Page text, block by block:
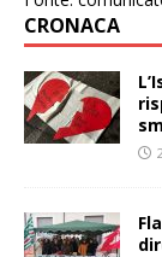
CRONACA